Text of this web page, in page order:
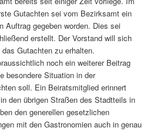
Gutachten sei vom Bezirksamt ein
Auftrag gegeben worden. Dies sei
erstellt. Der Vorstand will sich
Gutachten zu erhalten.
noch ein weiterer Beitrag
besondere Situation in der
soll. Ein Beiratsmitglied erinnert
den übrigen Straßen des Stadtteils in
den generellen gesetzlichen
mit den Gastronomien auch in genau